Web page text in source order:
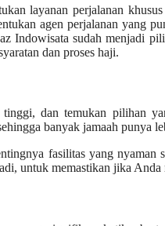
layanan perjalanan
agen perjalanan yang
Indowisata sudah menjadi
dan proses haji.
dan temukan pilihan
banyak jamaah punya
fasilitas yang nyaman
untuk memastikan jika